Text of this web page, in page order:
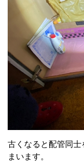
古くなると配管同
まいます。